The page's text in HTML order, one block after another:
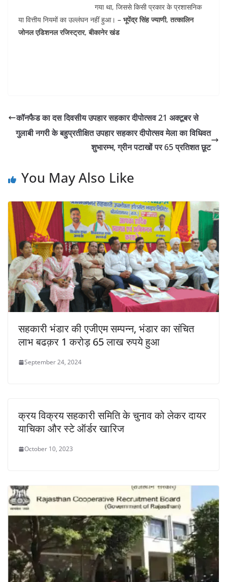
गया था, जिससे किसी प्रकार के प्रशासनिक
या वित्तीय नियमों का उल्लंघन नहीं हुआ। – भूपेंद्र सिंह ज्याणी, तत्कालिन
जोनल एडिशनल रजिस्ट्रार, बीकानेर खंड
कॉनफैड का दस दिवसीय उपहार सहकार दीपोत्सव 21 अक्टूबर से
गुलाबी नगरी के बहुप्रतीक्षित उपहार सहकार दीपोत्सव मेला का विधिवत
शुभारम्भ, ग्रीन पटाखों पर 65 प्रतिशत छूट
You May Also Like
सहकारी भंडार की एजीएम सम्पन्न, भंडार का संचित
लाभ बढक़र 1 करोड़ 65 लाख रुपये हुआ
September 24, 2024
क्रय विक्रय सहकारी समिति के चुनाव को लेकर दायर
याचिका और स्टे ऑर्डर खारिज
October 10, 2023